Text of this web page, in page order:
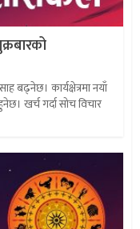
बढ्नेछ। कार्यक्षेत्रमा नयाँ
खर्च गर्दा सोच विचार